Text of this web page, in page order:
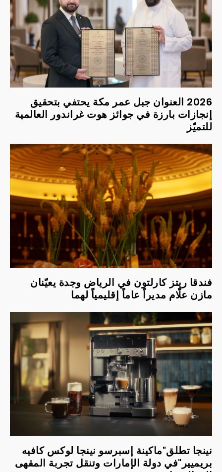
2026 العنوان جبل عمر مكة يحتفي بتحقيق
إنجازات بارزة في جوائز هوت غراندور العالمية
للتميّز
فندقا ريتز كارلتون في الرياض وجدة يعيّنان
مازن علّام مديراً عاماً إقليمياً لهما
نينجا تطلق"ماكينة إسبرسو نينجا لوكس كافيه
بريميير"في دولة الإمارات وتنقل تجربة المقهى